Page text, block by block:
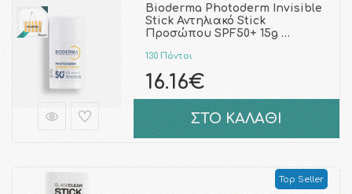
Bioderma Photoderm Invisible
Stick Αντηλιακό Stick
Προσώπου SPF50+ 15g …
130 Πόντοι
16.16€
ΣΤΟ ΚΑΛΑΘΙ
Top Seller